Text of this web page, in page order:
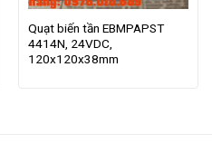
Quạt biến tần EBMPAPST
4414N, 24VDC,
120x120x38mm